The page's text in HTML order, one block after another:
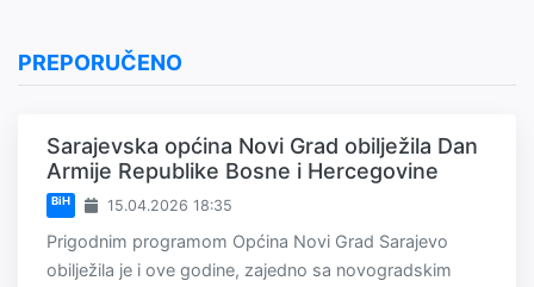
PREPORUČENO
Sarajevska općina Novi Grad obilježila Dan
Armije Republike Bosne i Hercegovine
BiH 15.04.2026 18:35
Prigodnim programom Općina Novi Grad Sarajevo
obilježila je i ove godine, zajedno sa novogradskim